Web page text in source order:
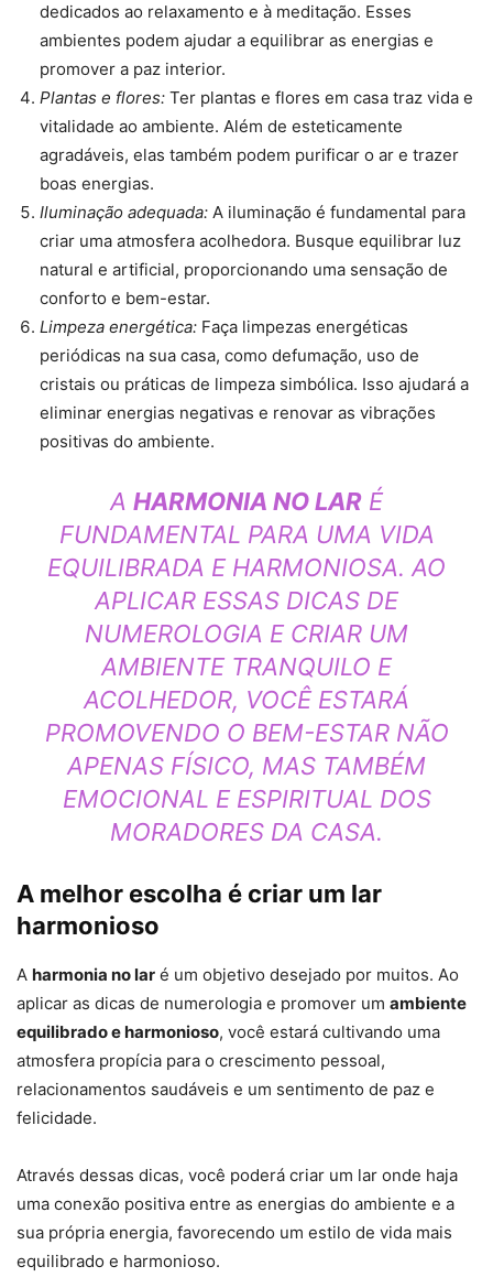
dedicados ao relaxamento e à meditação. Esses
ambientes podem ajudar a equilibrar as energias e
promover a paz interior.
Plantas e flores: Ter plantas e flores em casa traz vida e
vitalidade ao ambiente. Além de esteticamente
agradáveis, elas também podem purificar o ar e trazer
boas energias.
Iluminação adequada: A iluminação é fundamental para
criar uma atmosfera acolhedora. Busque equilibrar luz
natural e artificial, proporcionando uma sensação de
conforto e bem-estar.
Limpeza energética: Faça limpezas energéticas
periódicas na sua casa, como defumação, uso de
cristais ou práticas de limpeza simbólica. Isso ajudará a
eliminar energias negativas e renovar as vibrações
positivas do ambiente.
A HARMONIA NO LAR É
FUNDAMENTAL PARA UMA VIDA
EQUILIBRADA E HARMONIOSA. AO
APLICAR ESSAS DICAS DE
NUMEROLOGIA E CRIAR UM
AMBIENTE TRANQUILO E
ACOLHEDOR, VOCÊ ESTARÁ
PROMOVENDO O BEM-ESTAR NÃO
APENAS FÍSICO, MAS TAMBÉM
EMOCIONAL E ESPIRITUAL DOS
MORADORES DA CASA.
A melhor escolha é criar um lar
harmonioso
A harmonia no lar é um objetivo desejado por muitos. Ao
aplicar as dicas de numerologia e promover um ambiente
equilibrado e harmonioso, você estará cultivando uma
atmosfera propícia para o crescimento pessoal,
relacionamentos saudáveis e um sentimento de paz e
felicidade.
Através dessas dicas, você poderá criar um lar onde haja
uma conexão positiva entre as energias do ambiente e a
sua própria energia, favorecendo um estilo de vida mais
equilibrado e harmonioso.